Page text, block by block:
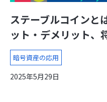
ステーブルコインと
ット・デメリット、
暗号資産の応用
2025年5月29日